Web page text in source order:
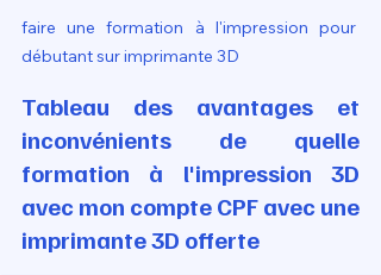
faire une formation à l'impression pour
débutant sur imprimante 3D
Tableau des avantages et
inconvénients de quelle
formation à l'impression 3D
avec mon compte CPF avec une
imprimante 3D offerte